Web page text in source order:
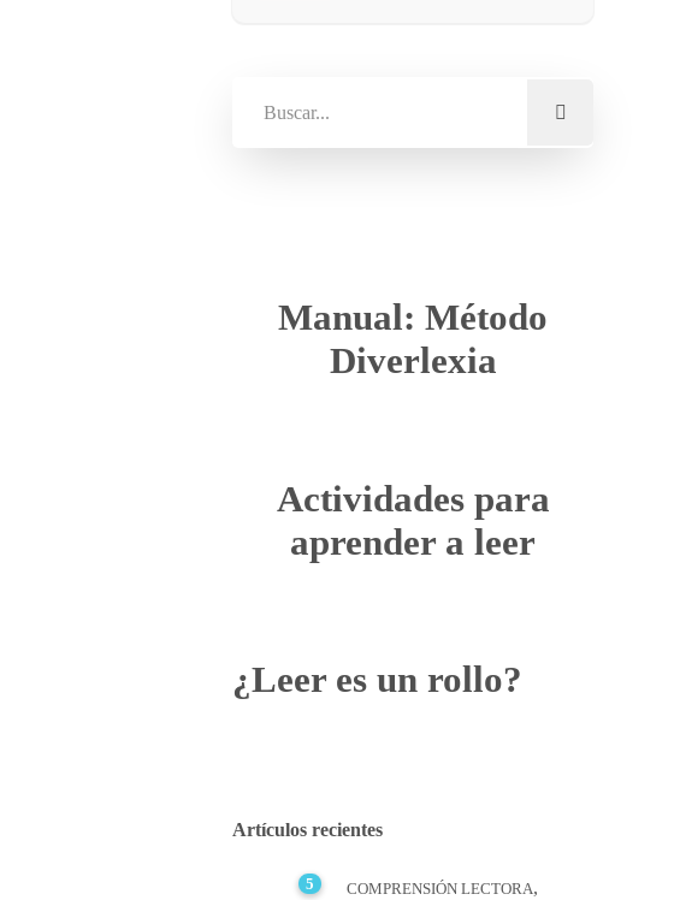
Manual: Método
Diverlexia
Actividades para
aprender a leer
¿Leer es un rollo?
Artículos recientes
5 COMPRENSIÓN LECTORA,